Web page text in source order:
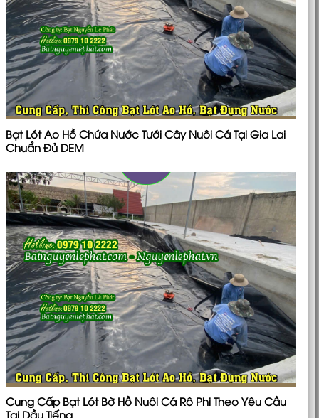
Bạt Lót Ao Hồ Chứa Nước Tưới Cây Nuôi Cá Tại Gia Lai
Chuẩn Đủ DEM
Cung Cấp Bạt Lót Bờ Hồ Nuôi Cá Rô Phi Theo Yêu Cầu
Tại Dầu Tiếng